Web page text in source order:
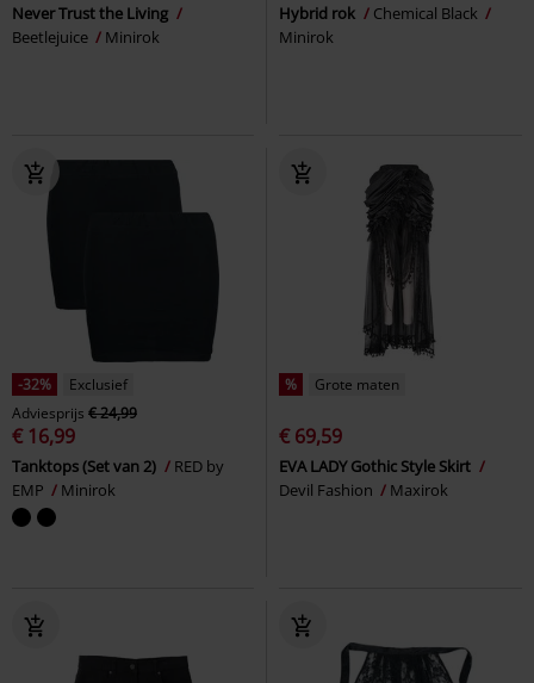
Never Trust the Living
Beetlejuice
Minirok
Hybrid rok
Chemical Black
Minirok
-32%
Exclusief
Adviesprijs € 24,99
€ 16,99
Tanktops (Set van 2)
RED by
EMP
Minirok
% Grote maten
€ 69,59
EVA LADY Gothic Style Skirt
Devil Fashion
Maxirok